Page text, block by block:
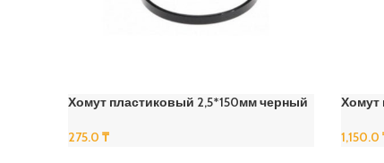
Хомут пластиковый 2,5*150мм черный
275.0 ₸
Хомут
1,150.0